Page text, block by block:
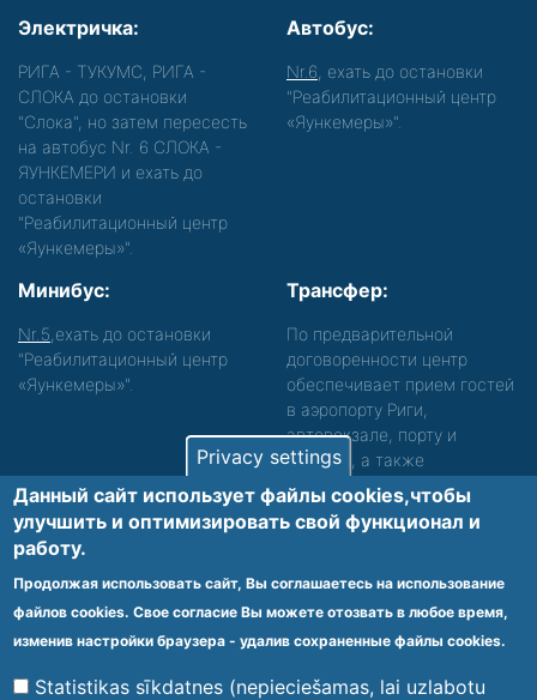
Электричка:
РИГА - ТУКУМС, РИГА -
СЛОКА до остановки
"Слока", но затем пересесть
на автобус Nr. 6 СЛОКА -
ЯУНКЕМЕРИ и ехать до
остановки
"Реабилитационный центр
«Яункемеры»".
Автобус:
Nr.6 , ехать до остановки
"Реабилитационный центр
«Яункемеры»".
Минибус:
Nr.5 ,ехать до остановки
"Реабилитационный центр
«Яункемеры»".
Трансфер:
По предварительной
договоренности центр
обеспечивает прием гостей
в аэропорту Риги,
автовокзале, порту и
вокзале, а также
сопровождение. Просьба
звонить, чтобы уточнить
детали.
Обеспечиваем доступность среды для лиц с
функциональными нарушениями.
Footer
menu
Vietnes karte Noteikumi un privātuma politika
Privacy settings
Данный сайт использует файлы cookies,чтобы
улучшить и оптимизировать cвой функционал и
работу.
Продолжая использовать сайт, Вы соглашаетесь на использование
файлов cookies. Свое согласие Вы можете отозвать в любое время,
изменив настройки браузера - удалив сохраненные файлы cookies.
Statistikas sīkdatnes (nepieciešamas, lai uzlabotu